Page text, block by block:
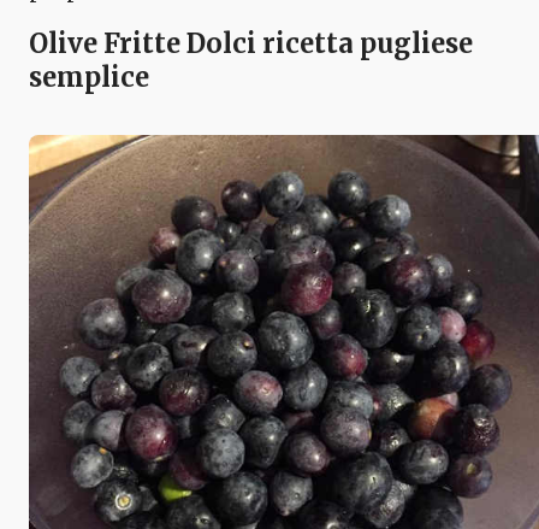
Olive Fritte Dolci ricetta pugliese
semplice